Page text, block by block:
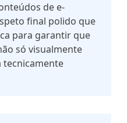
de e-
final polido que
para garantir que
só visualmente
tecnicamente